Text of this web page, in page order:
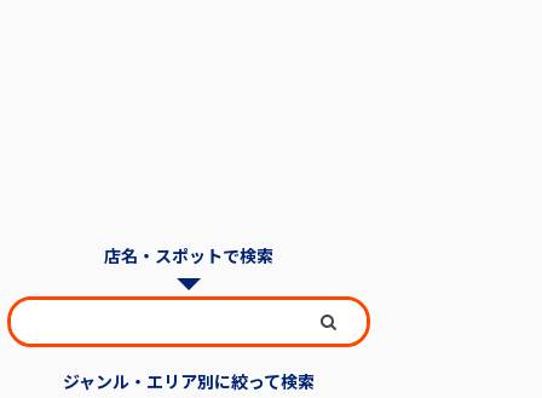
店名・スポットで検索
ジャンル・エリア別に絞って検索